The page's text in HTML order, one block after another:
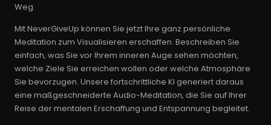
Weg.
Mit NeverGiveUp können Sie jetzt Ihre ganz persönliche
Meditation zum Visualisieren erschaffen. Beschreiben Sie
einfach, was Sie vor Ihrem inneren Auge sehen möchten,
welche Ziele Sie erreichen wollen oder welche Atmosphäre
Sie bevorzugen. Unsere fortschrittliche KI generiert daraus
eine maßgeschneiderte Audio-Meditation, die Sie auf Ihrer
Reise der mentalen Erschaffung und Entspannung begleitet.